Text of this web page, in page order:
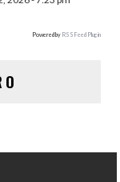
Powered by RSS Feed Plugin